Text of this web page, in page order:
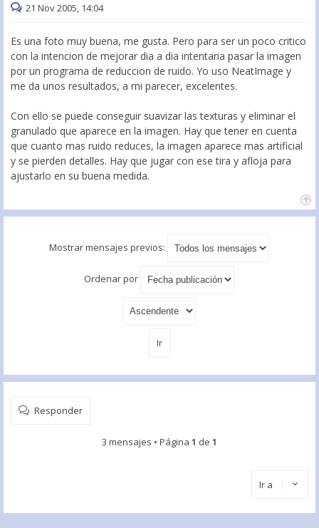
21 Nov 2005, 14:04
Es una foto muy buena, me gusta. Pero para ser un poco critico
con la intencion de mejorar dia a dia intentaria pasar la imagen
por un programa de reduccion de ruido. Yo uso NeatImage y
me da unos resultados, a mi parecer, excelentes.
Con ello se puede conseguir suavizar las texturas y eliminar el
granulado que aparece en la imagen. Hay que tener en cuenta
que cuanto mas ruido reduces, la imagen aparece mas artificial
y se pierden detalles. Hay que jugar con ese tira y afloja para
ajustarlo en su buena medida.
Mostrar mensajes previos:
Ordenar por
Responder
3 mensajes • Página 1 de 1
Ir a